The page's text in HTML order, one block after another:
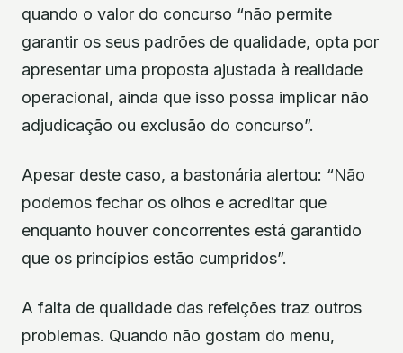
quando o valor do concurso “não permite
garantir os seus padrões de qualidade, opta por
apresentar uma proposta ajustada à realidade
operacional, ainda que isso possa implicar não
adjudicação ou exclusão do concurso”.
Apesar deste caso, a bastonária alertou: “Não
podemos fechar os olhos e acreditar que
enquanto houver concorrentes está garantido
que os princípios estão cumpridos”.
A falta de qualidade das refeições traz outros
problemas. Quando não gostam do menu,